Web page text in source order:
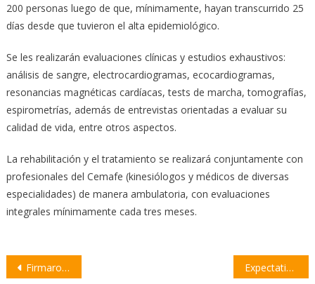
200 personas luego de que, mínimamente, hayan transcurrido 25
días desde que tuvieron el alta epidemiológico.
Se les realizarán evaluaciones clínicas y estudios exhaustivos:
análisis de sangre, electrocardiogramas, ecocardiogramas,
resonancias magnéticas cardíacas, tests de marcha, tomografías,
espirometrías, además de entrevistas orientadas a evaluar su
calidad de vida, entre otros aspectos.
La rehabilitación y el tratamiento se realizará conjuntamente con
profesionales del Cemafe (kinesiólogos y médicos de diversas
especialidades) de manera ambulatoria, con evaluaciones
integrales mínimamente cada tres meses.
Navegación
Firmaron el convenio para el inicio de obras de la Avenida Perimetral Expectativa por anuncios de Perotti sobre la próxima etapa de la cuarentena